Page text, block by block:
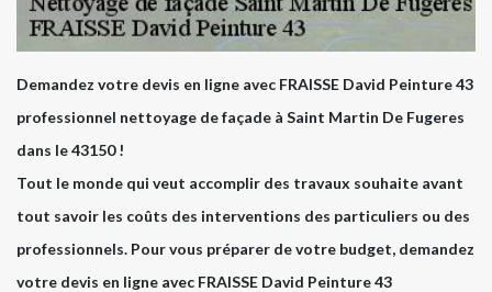
Demandez votre devis en ligne avec FRAISSE David Peinture 43
professionnel nettoyage de façade à Saint Martin De Fugeres
dans le 43150 !
Tout le monde qui veut accomplir des travaux souhaite avant
tout savoir les coûts des interventions des particuliers ou des
professionnels. Pour vous préparer de votre budget, demandez
votre devis en ligne avec FRAISSE David Peinture 43